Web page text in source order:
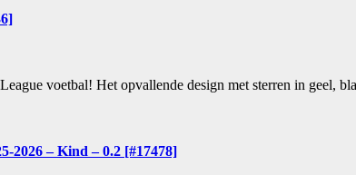
voetbal! Het opvallende design met sterren in geel,
2026 – Kind – 0.2 [#17478]